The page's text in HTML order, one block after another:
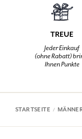
TREUE
Jeder Einkauf
(ohne Rabatt)
Ihnen Punkte
STARTSEITE